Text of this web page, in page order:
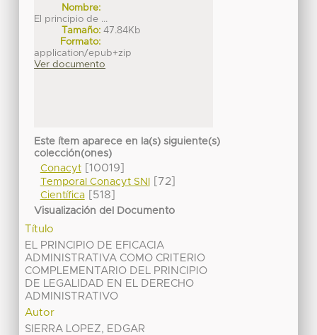
Nombre:
El principio de ...
Tamaño: 47.84Kb
Formato:
application/epub+zip
Ver documento
Este ítem aparece en la(s) siguiente(s)
colección(ones)
Conacyt[10019]
Temporal Conacyt SNI [72]
Científica[518]
Visualización del Documento
Título
EL PRINCIPIO DE EFICACIA
ADMINISTRATIVA COMO CRITERIO
COMPLEMENTARIO DEL PRINCIPIO
DE LEGALIDAD EN EL DERECHO
ADMINISTRATIVO
Autor
SIERRA LOPEZ, EDGAR